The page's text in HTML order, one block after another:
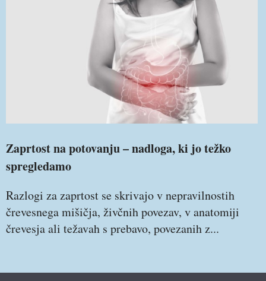
Zaprtost na potovanju – nadloga, ki jo težko
spregledamo
Razlogi za zaprtost se skrivajo v nepravilnostih
črevesnega mišičja, živčnih povezav, v anatomiji
črevesja ali težavah s prebavo, povezanih z...